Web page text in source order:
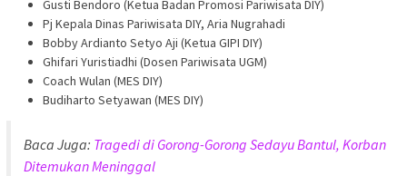
Gusti Bendoro (Ketua Badan Promosi Pariwisata DIY)
Pj Kepala Dinas Pariwisata DIY, Aria Nugrahadi
Bobby Ardianto Setyo Aji (Ketua GIPI DIY)
Ghifari Yuristiadhi (Dosen Pariwisata UGM)
Coach Wulan (MES DIY)
Budiharto Setyawan (MES DIY)
Baca Juga: Tragedi di Gorong-Gorong Sedayu Bantul, Korban
Ditemukan Meninggal